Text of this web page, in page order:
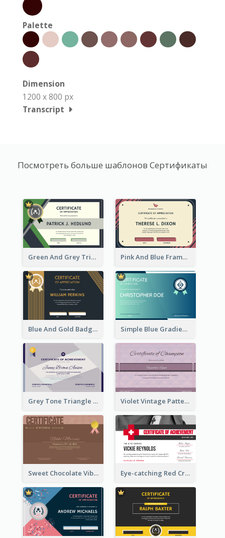
Palette
Dimension
1200 x 800 px
Transcript
Посмотреть больше шаблонов Сертификаты
Green And Grey Triangles With Badge Certificate Pink And Blue Frame Company Certificate
Blue And Gold Badge Appreciation Certificate Simple Blue Gradient Certificate
Grey Tone Triangle Design of Certificate For Achievement Violet Vintage Pattern Certificate Design For Winners
Sweet Chocolate Vibe With Gold Badge Simple Certificate Design Eye-catching Red Cross Certificate Design Template